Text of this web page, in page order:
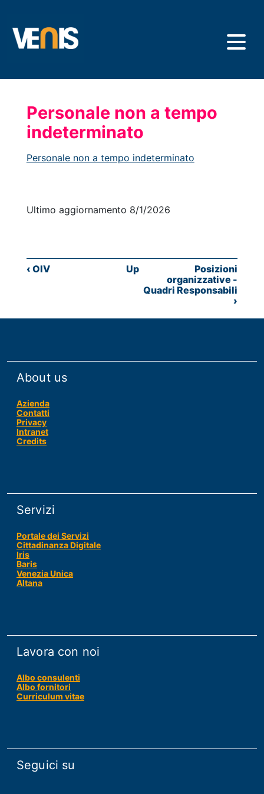
main
content
Personale non a tempo
indeterminato
Personale non a tempo indeterminato
Ultimo aggiornamento 8/1/2026
Book
a
tempo
‹ OIV Up
Posizioni
organizzative -
Quadri Responsabili
›
About us
Azienda
Contatti
Privacy
Intranet
Credits
Servizi
Portale dei Servizi
Cittadinanza Digitale
Iris
Baris
Venezia Unica
Altana
Lavora con noi
Albo consulenti
Albo fornitori
Curriculum vitae
Seguici su